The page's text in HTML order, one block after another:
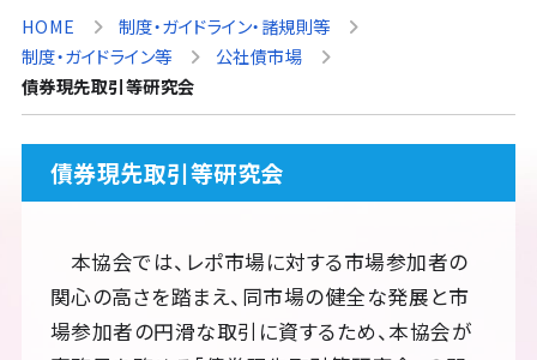
HOME
制度・ガイドライン・諸規則等
制度・ガイドライン等
公社債市場
債券現先取引等研究会
債券現先取引等研究会
本協会では、レポ市場に対する市場参加者の
関心の高さを踏まえ、同市場の健全な発展と市
場参加者の円滑な取引に資するため、本協会が